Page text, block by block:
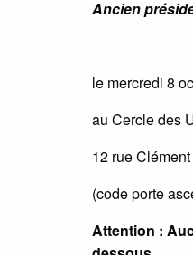
Ancien
le mercredi 8
au Cercle des
12 rue
(code porte
Attention :